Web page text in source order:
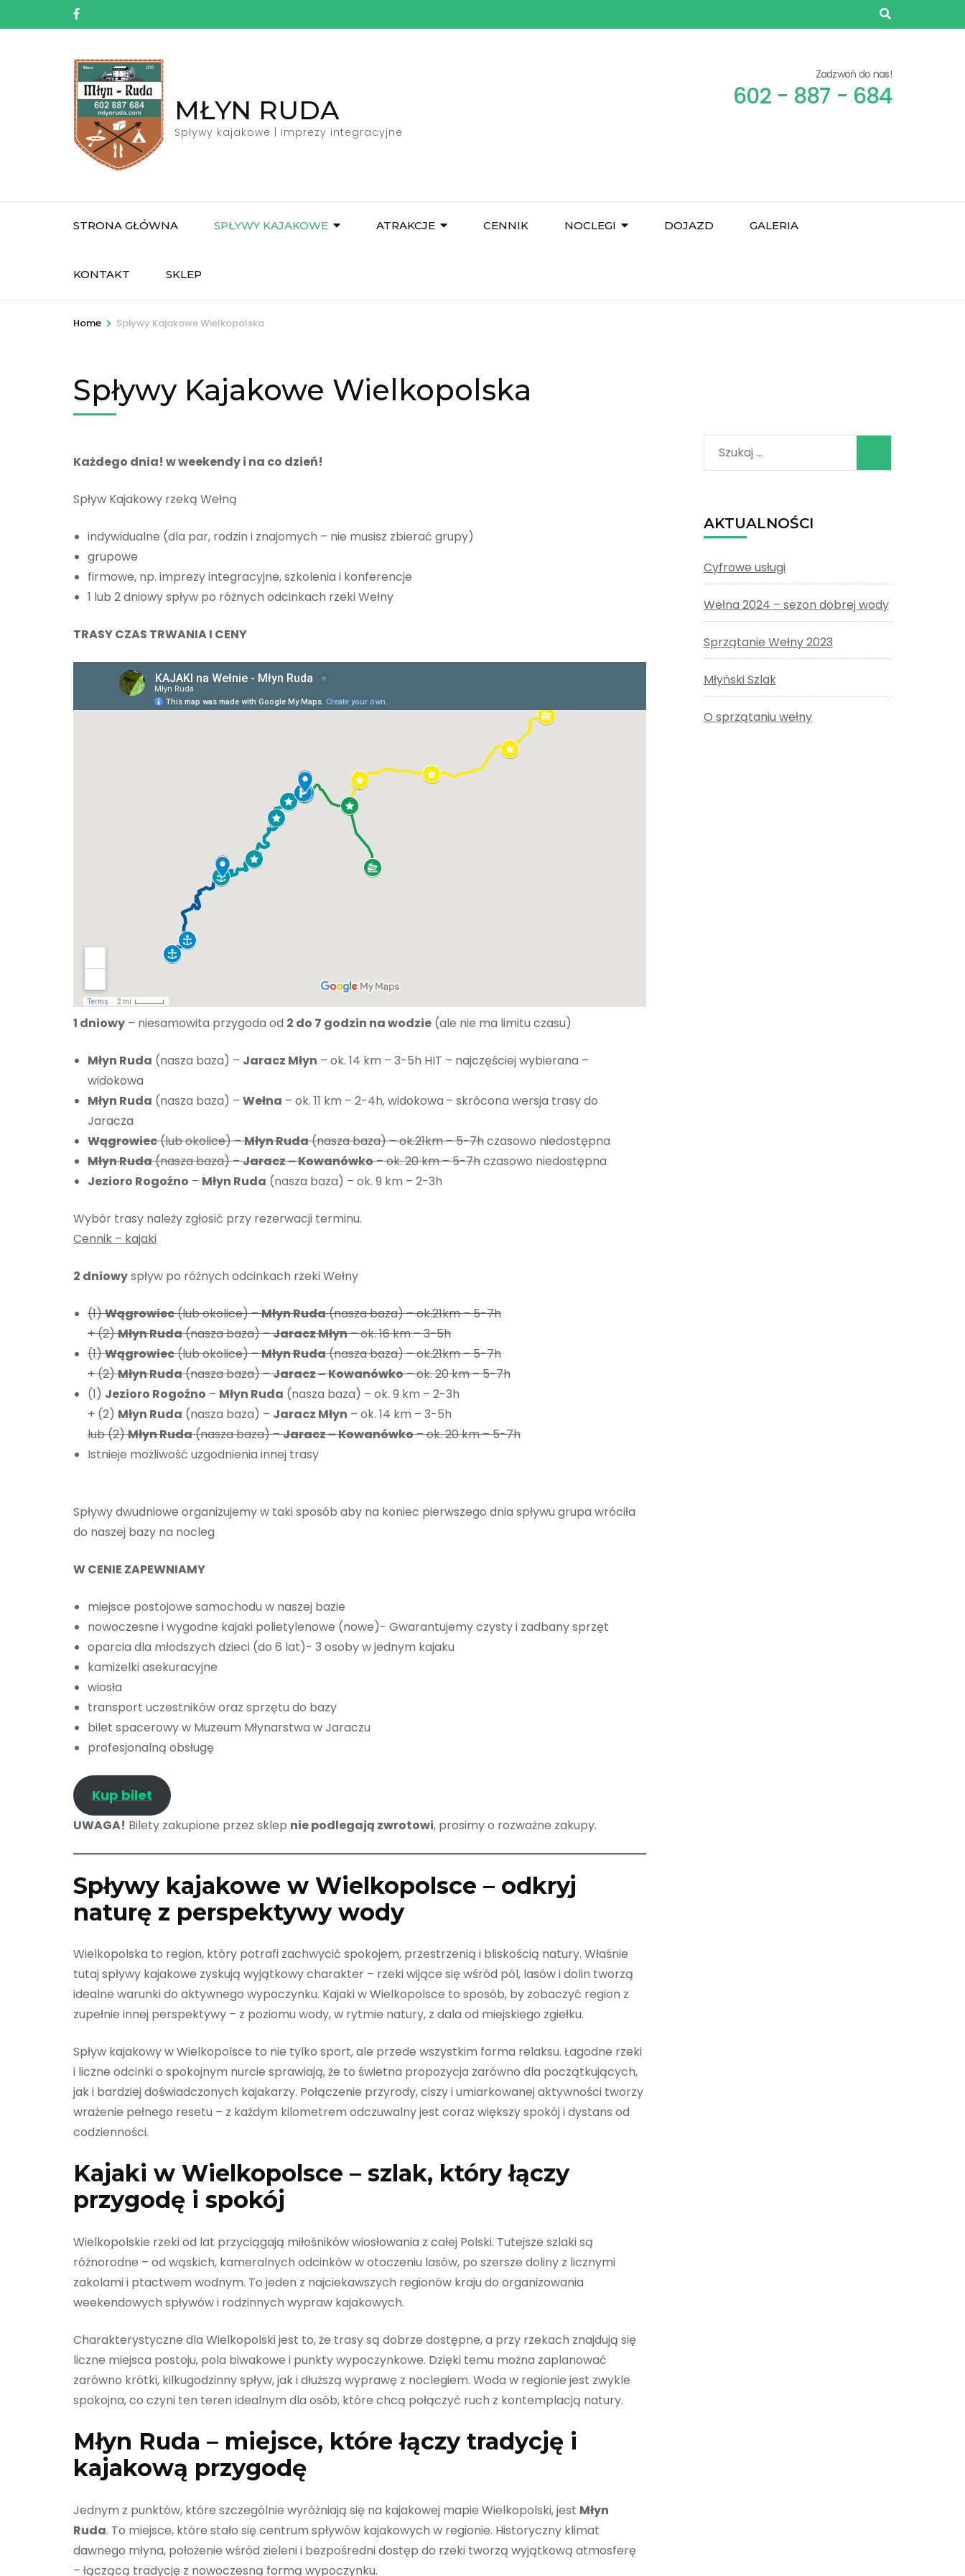
to
MŁYN RUDA
Spływy kajakowe | Imprezy integracyjne
Zadzwoń do nas!
602 - 887 - 684
STRONA GŁÓWNA SPŁYWY KAJAKOWE ATRAKCJE CENNIK NOCLEGI DOJAZD GALERIA
KONTAKT SKLEP
Home > Spływy Kajakowe Wielkopolska
Spływy Kajakowe Wielkopolska
Każdego dnia! w weekendy i na co dzień!
Spływ Kajakowy rzeką Wełną
indywidualne (dla par, rodzin i znajomych – nie musisz zbierać grupy)
grupowe
firmowe, np. imprezy integracyjne, szkolenia i konferencje
1 lub 2 dniowy spływ po różnych odcinkach rzeki Wełny
TRASY CZAS TRWANIA I CENY
1 dniowy – niesamowita przygoda od 2 do 7 godzin na wodzie (ale nie ma limitu czasu)
Młyn Ruda (nasza baza) – Jaracz Młyn – ok. 14 km – 3-5h HIT – najczęściej wybierana –
widokowa
Młyn Ruda (nasza baza) – Wełna – ok. 11 km – 2-4h, widokowa – skrócona wersja trasy do
Jaracza
Wągrowiec(lub okolice) –Młyn Ruda(nasza baza) – ok.21km – 5-7hczasowo niedostępna
Młyn Ruda(nasza baza) –Jaracz – Kowanówko– ok. 20 km – 5-7hczasowo niedostępna
Jezioro Rogoźno – Młyn Ruda (nasza baza) – ok. 9 km – 2-3h
Wybór trasy należy zgłosić przy rezerwacji terminu.
Cennik – kajaki
2 dniowyspływ po różnych odcinkach rzeki Wełny
(1)Wągrowiec(lub okolice) –Młyn Ruda(nasza baza) – ok.21km – 5-7h
+ (2)Młyn Ruda(nasza baza) –Jaracz Młyn– ok. 16 km – 3-5h
(1)Wągrowiec(lub okolice) –Młyn Ruda(nasza baza) – ok.21km – 5-7h
+ (2)Młyn Ruda(nasza baza) –Jaracz – Kowanówko– ok. 20 km – 5-7h
(1) Jezioro Rogoźno – Młyn Ruda (nasza baza) – ok. 9 km – 2-3h
+ (2) Młyn Ruda (nasza baza) – Jaracz Młyn – ok. 14 km – 3-5h
lub (2)Młyn Ruda(nasza baza) –Jaracz – Kowanówko– ok. 20 km – 5-7h
Istnieje możliwość uzgodnienia innej trasy
Spływy dwudniowe organizujemy w taki sposób aby na koniec pierwszego dnia spływu grupa wróciła
do naszej bazy na nocleg
W CENIE ZAPEWNIAMY
miejsce postojowe samochodu w naszej bazie
nowoczesne i wygodne kajaki polietylenowe (nowe)- Gwarantujemy czysty i zadbany sprzęt
oparcia dla młodszych dzieci (do 6 lat)- 3 osoby w jednym kajaku
kamizelki asekuracyjne
wiosła
transport uczestników oraz sprzętu do bazy
bilet spacerowy w Muzeum Młynarstwa w Jaraczu
profesjonalną obsługę
Kup bilet
UWAGA! Bilety zakupione przez sklep nie podlegają zwrotowi, prosimy o rozważne zakupy.
Spływy kajakowe w Wielkopolsce – odkryj
naturę z perspektywy wody
Wielkopolska to region, który potrafi zachwycić spokojem, przestrzenią i bliskością natury. Właśnie
tutaj spływy kajakowe zyskują wyjątkowy charakter – rzeki wijące się wśród pól, lasów i dolin tworzą
idealne warunki do aktywnego wypoczynku. Kajaki w Wielkopolsce to sposób, by zobaczyć region z
zupełnie innej perspektywy – z poziomu wody, w rytmie natury, z dala od miejskiego zgiełku.
Spływ kajakowy w Wielkopolsce to nie tylko sport, ale przede wszystkim forma relaksu. Łagodne rzeki
i liczne odcinki o spokojnym nurcie sprawiają, że to świetna propozycja zarówno dla początkujących,
jak i bardziej doświadczonych kajakarzy. Połączenie przyrody, ciszy i umiarkowanej aktywności tworzy
wrażenie pełnego resetu – z każdym kilometrem odczuwalny jest coraz większy spokój i dystans od
codzienności.
Kajaki w Wielkopolsce – szlak, który łączy
przygodę i spokój
Wielkopolskie rzeki od lat przyciągają miłośników wiosłowania z całej Polski. Tutejsze szlaki są
różnorodne – od wąskich, kameralnych odcinków w otoczeniu lasów, po szersze doliny z licznymi
zakolami i ptactwem wodnym. To jeden z najciekawszych regionów kraju do organizowania
weekendowych spływów i rodzinnych wypraw kajakowych.
Charakterystyczne dla Wielkopolski jest to, że trasy są dobrze dostępne, a przy rzekach znajdują się
liczne miejsca postoju, pola biwakowe i punkty wypoczynkowe. Dzięki temu można zaplanować
zarówno krótki, kilkugodzinny spływ, jak i dłuższą wyprawę z noclegiem. Woda w regionie jest zwykle
spokojna, co czyni ten teren idealnym dla osób, które chcą połączyć ruch z kontemplacją natury.
Młyn Ruda – miejsce, które łączy tradycję i
kajakową przygodę
Jednym z punktów, które szczególnie wyróżniają się na kajakowej mapie Wielkopolski, jest Młyn
Ruda. To miejsce, które stało się centrum spływów kajakowych w regionie. Historyczny klimat
dawnego młyna, położenie wśród zieleni i bezpośredni dostęp do rzeki tworzą wyjątkową atmosferę
– łączącą tradycję z nowoczesną formą wypoczynku.
Szukaj:
AKTUALNOŚCI
Cyfrowe usługi
Wełna 2024 – sezon dobrej wody
Sprzątanie Wełny 2023
Młyński Szlak
O sprzątaniu wełny